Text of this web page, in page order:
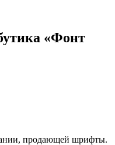
«Фонт
продающей шрифты.